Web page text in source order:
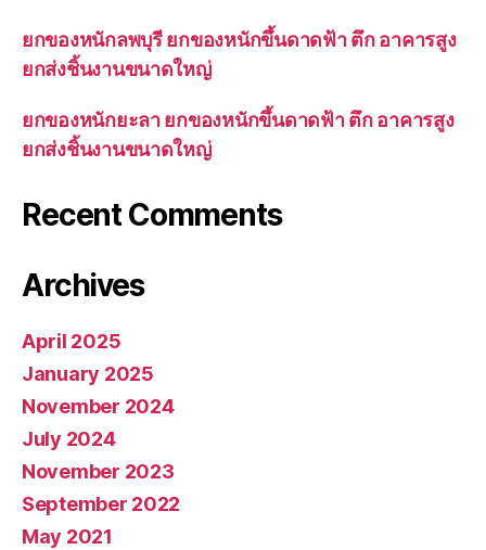
ยกของหนักลพบุรี ยกของหนักขึ้นดาดฟ้า ตึก อาคารสูง
ยกส่งชิ้นงานขนาดใหญ่
ยกของหนักยะลา ยกของหนักขึ้นดาดฟ้า ตึก อาคารสูง
ยกส่งชิ้นงานขนาดใหญ่
Recent Comments
Archives
April 2025
January 2025
November 2024
July 2024
November 2023
September 2022
May 2021